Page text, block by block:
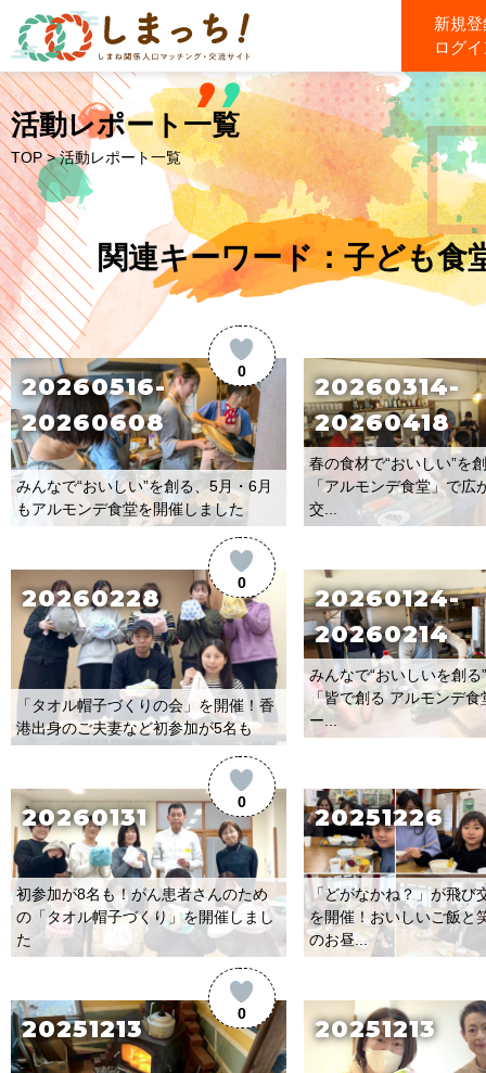
新規
ログ
活動レポート一覧
TOP > 活動レポート一覧
関連キーワード：子ども食
0
20260516-
20260608
みんなで“おいしい”を創る、5月・6月
もアルモンデ食堂を開催しました
20260314-
20260418
春の食材で“おいしい”を
「アルモンデ食堂」で広
交...
0
20260228
「タオル帽子づくりの会」を開催！香
港出身のご夫妻など初参加が5名も
20260124-
20260214
みんなで“おいしいを創る
「皆で創る アルモンデ
ー...
0
20260131
初参加が8名も！がん患者さんのため
の「タオル帽子づくり」を開催しまし
た
20251226
「どがなかね？」が飛び
を開催！おいしいご飯と
のお昼...
0
20251213 20251213